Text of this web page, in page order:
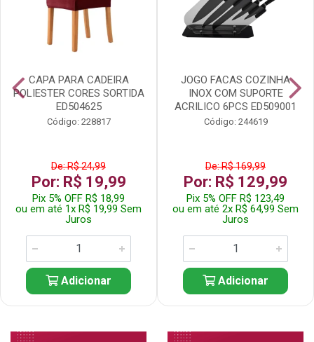
CAPA PARA CADEIRA
POLIESTER CORES SORTIDA
ED504625
Código: 228817
De: R$ 24,99
Por: R$ 19,99
Pix 5% OFF R$ 18,99
ou em até 1x R$ 19,99 Sem
Juros
Adicionar
JOGO FACAS COZINHA
INOX COM SUPORTE
ACRILICO 6PCS ED509001
Código: 244619
De: R$ 169,99
Por: R$ 129,99
Pix 5% OFF R$ 123,49
ou em até 2x R$ 64,99 Sem
Juros
Adicionar